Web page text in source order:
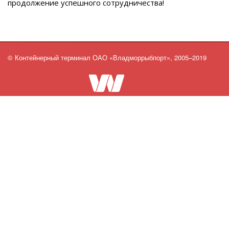
продолжение успешного сотрудничества!
© Контейнерный терминал ОАО «Владморрыбпорт», 2005–2019